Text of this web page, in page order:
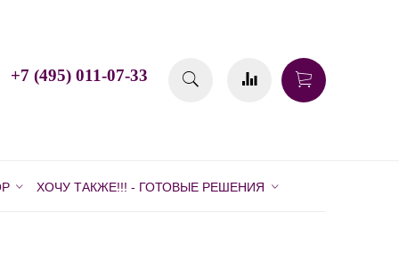
+7 (495) 011-07-33
ХОЧУ ТАКЖЕ!!! - ГОТОВЫЕ РЕШЕНИЯ